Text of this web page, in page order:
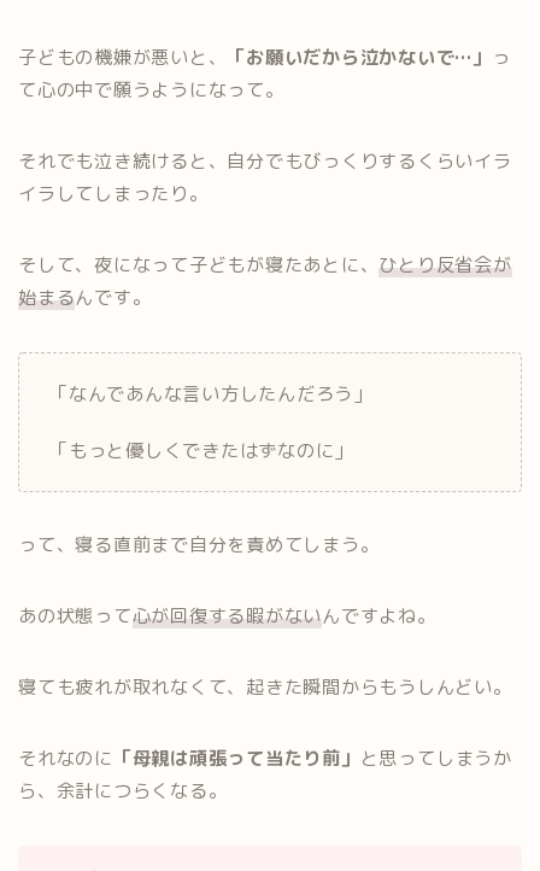
子どもの機嫌が悪いと、 「お願いだから泣かないで…」 っ
て心の中で願うようになって。
それでも泣き続けると、自分でもびっくりするくらいイラ
イラしてしまったり。
そして、夜になって子どもが寝たあとに、ひとり反省会が
始まるんです。
「なんであんな言い方したんだろう」
「もっと優しくできたはずなのに」
って、寝る直前まで自分を責めてしまう。
あの状態って心が回復する暇がないんですよね。
寝ても疲れが取れなくて、起きた瞬間からもうしんどい。
それなのに 「母親は頑張って当たり前」 と思ってしまうか
ら、余計につらくなる。